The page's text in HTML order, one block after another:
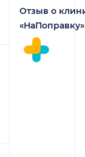
Отзыв о
«НаПоправку»